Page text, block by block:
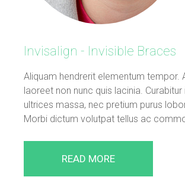
Invisalign - Invisible Braces
Aliquam hendrerit elementum tempor.
laoreet non nunc quis lacinia.
ultrices massa, nec pretium purus
Morbi dictum volutpat tellus ac
READ MORE